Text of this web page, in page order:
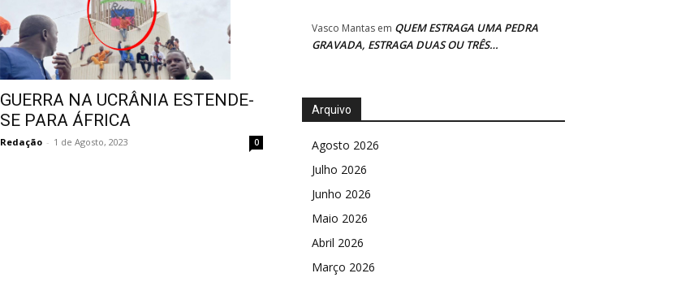
GUERRA NA UCRÂNIA ESTENDE-
SE PARA ÁFRICA
Redação - 1 de Agosto, 2023 0
Vasco Mantas em QUEM ESTRAGA UMA PEDRA
GRAVADA, ESTRAGA DUAS OU TRÊS…
Arquivo
Agosto 2026
Julho 2026
Junho 2026
Maio 2026
Abril 2026
Março 2026